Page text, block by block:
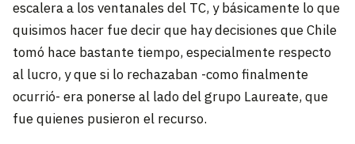
escalera a los ventanales del TC, y básicamente lo que
quisimos hacer fue decir que hay decisiones que Chile
tomó hace bastante tiempo, especialmente respecto
al lucro, y que si lo rechazaban -como finalmente
ocurrió- era ponerse al lado del grupo Laureate, que
fue quienes pusieron el recurso.